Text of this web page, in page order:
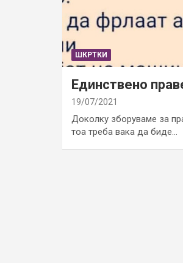
ШКРТКИ
Единствено
19/07/2021
Доколку зборуваме за
тоа треба вака да биде…